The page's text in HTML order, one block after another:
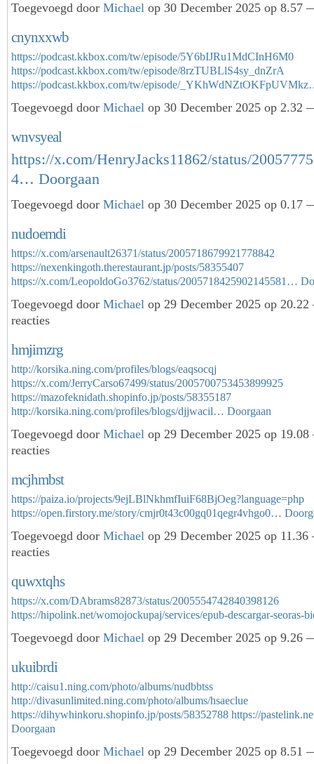
Toegevoegd door Michael op 30 December 2025 op 8.57
cnynxxwb
https://podcast.kkbox.com/tw/episode/5Y6bIJRu1MdCInH6M0
https://podcast.kkbox.com/tw/episode/8rzTUBLlS4sy_dnZrA
https://podcast.kkbox.com/tw/episode/
Toegevoegd door Michael op 30 December 2025 op 2.32
wnvsyeal
https://x.com/HenryJacks11862/status/
4… Doorgaan
Toegevoegd door Michael op 30 December 2025 op 0.17
nudoemdi
https://x.com/arsenault26371/status/2005718679921778842
https://nexenkingoth.therestaurant.jp/posts/58355407
https://x.com/LeopoldoGo3762/status/2005718425902145581…
Toegevoegd door Michael op 29 December 2025 op
reacties
hmjimzrg
http://korsika.ning.com/profiles/blogs/eaqsocqj
https://x.com/JerryCarso67499/status/2005700753453899925
https://mazofeknidath.shopinfo.jp/posts/58355187
http://korsika.ning.com/profiles/blogs/djjwacil… Doorgaan
Toegevoegd door Michael op 29 December 2025 op
reacties
mcjhmbst
https://paiza.io/projects/9ejLBlNkhmfIuiF68BjOeg?language=php
https://open.firstory.me/story/cmjr0t43c00gq01qegr4vhgo0…
Toegevoegd door Michael op 29 December 2025 op
reacties
quwxtqhs
https://x.com/DAbrams82873/status/2005554742840398126
https://hipolink.net/womojockupaj/services/epub-descargar-seoras-
Toegevoegd door Michael op 29 December 2025 op 9.26
ukuibrdi
http://caisu1.ning.com/photo/albums/nudbbtss
http://divasunlimited.ning.com/photo/albums/hsaeclue
https://dihywhinkoru.shopinfo.jp/posts/58352788 https://
Doorgaan
Toegevoegd door Michael op 29 December 2025 op 8.51